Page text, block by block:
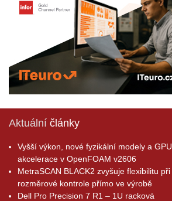
Aktuální články
Vyšší výkon, nové fyzikální modely a GPU
akcelerace v OpenFOAM v2606
MetraSCAN BLACK2 zvyšuje flexibilitu při
rozměrové kontrole přímo ve výrobě
Dell Pro Precision 7 R1 – 1U racková